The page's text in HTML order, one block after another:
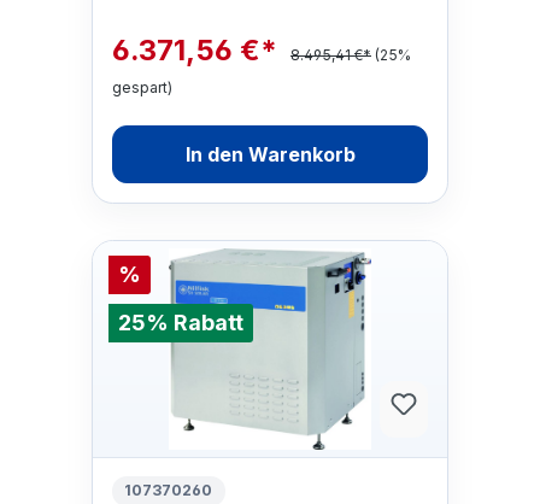
6.371,56 €* 8.495,41 €* (25%
gespart)
In den Warenkorb
%
25% Rabatt
107370260